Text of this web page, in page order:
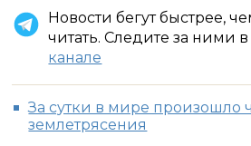
Новости бегут быстрее,
читать. Следите за ними
канале
За сутки в мире произошло
землетрясения